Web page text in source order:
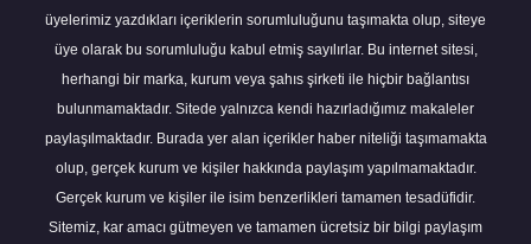
üyelerimiz yazdıkları içeriklerin sorumluluğunu taşımakta olup, siteye
üye olarak bu sorumluluğu kabul etmiş sayılırlar. Bu internet sitesi,
herhangi bir marka, kurum veya şahıs şirketi ile hiçbir bağlantısı
bulunmamaktadır. Sitede yalnızca kendi hazırladığımız makaleler
paylaşılmaktadır. Burada yer alan içerikler haber niteliği taşımamakta
olup, gerçek kurum ve kişiler hakkında paylaşım yapılmamaktadır.
Gerçek kurum ve kişiler ile isim benzerlikleri tamamen tesadüfidir.
Sitemiz, kar amacı gütmeyen ve tamamen ücretsiz bir bilgi paylaşım